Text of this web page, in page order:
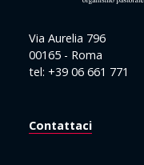
Via Aurelia 796
00165 - Roma
tel: +39 06 661 771
Contattaci